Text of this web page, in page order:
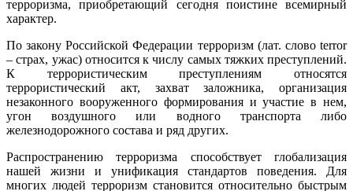
терроризма, приобретающий сегодня поистине всемирный
характер.
По закону Российской Федерации терроризм (лат. слово terror
– страх, ужас) относится к числу самых тяжких преступлений.
К террористическим преступлениям относятся
террористический акт, захват заложника, организация
незаконного вооруженного формирования и участие в нем,
угон воздушного или водного транспорта либо
железнодорожного состава и ряд других.
Распространению терроризма способствует глобализация
нашей жизни и унификация стандартов поведения. Для
многих людей терроризм становится относительно быстрым